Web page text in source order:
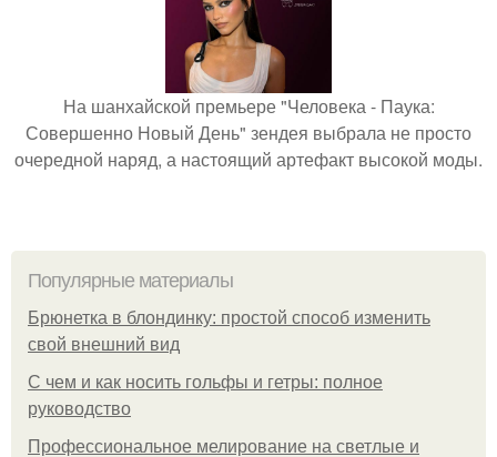
На шанхайской премьере "Человека - Паука:
Совершенно Новый День" зендея выбрала не просто
очередной наряд, а настоящий артефакт высокой моды.
Популярные материалы
Брюнетка в блондинку: простой способ изменить
свой внешний вид
С чем и как носить гольфы и гетры: полное
руководство
Профессиональное мелирование на светлые и